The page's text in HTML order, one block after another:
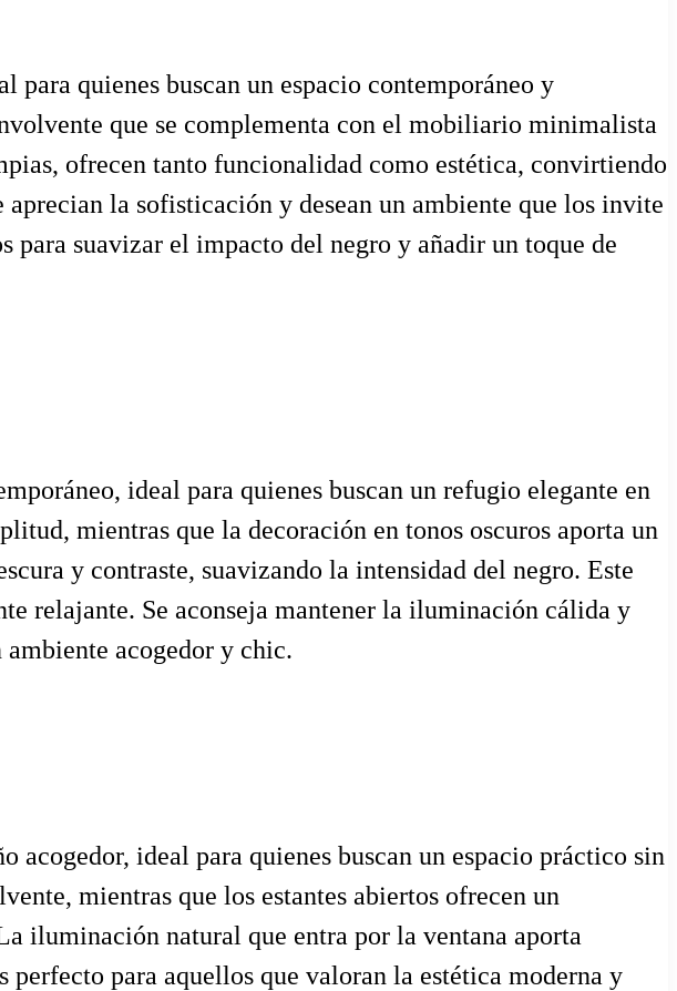
quienes buscan un espacio contemporáneo y
que se complementa con el mobiliario minimalista
ofrecen tanto funcionalidad como estética, convirtiendo
la sofisticación y desean un ambiente que los invite
para suavizar el impacto del negro y añadir un toque de
ideal para quienes buscan un refugio elegante en
mientras que la decoración en tonos oscuros aporta un
y contraste, suavizando la intensidad del negro. Este
relajante. Se aconseja mantener la iluminación cálida y
acogedor y chic.
ideal para quienes buscan un espacio práctico sin
mientras que los estantes abiertos ofrecen un
iluminación natural que entra por la ventana aporta
perfecto para aquellos que valoran la estética moderna y